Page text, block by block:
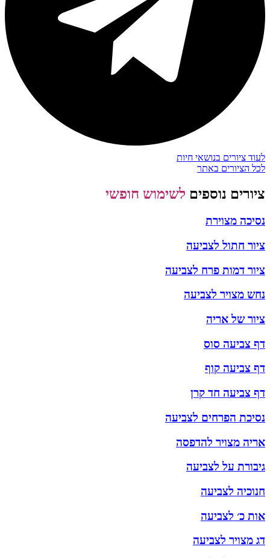
לעוד ציורים בנושאי חיות
לכל הציורים באתר
ציורים נוספים לשימוש חופשי
נסיכה מצוירת
ציור חתול לצביעה
ציור דמות פרח לצביעה
נחש מצויר לצביעה
ציור של אריה
דף צביעה סוס
דף צביעה קוף
דף צביעה חד קרן
נסיכת הפרחים לצביעה
אריה מצויר להדפסה
גיבורת על לצביעה
חנוכיה לצביעה
אות כ׳ לצביעה
דג מצויר לצביעה